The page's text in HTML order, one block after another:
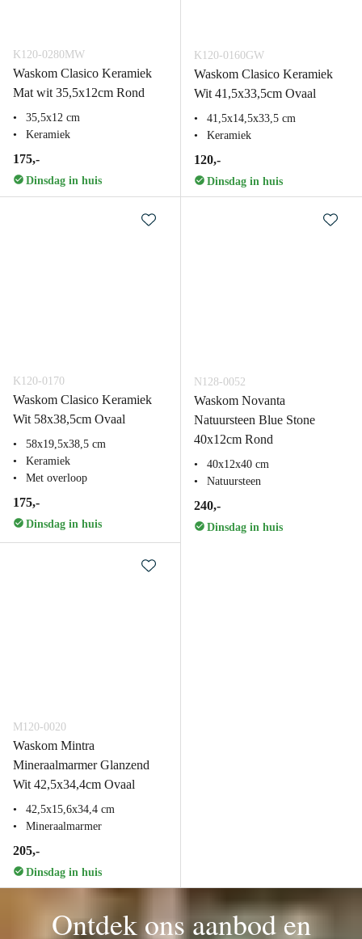
K120-0280MW
Waskom Clasico Keramiek
Mat wit 35,5x12cm Rond
35,5x12 cm
Keramiek
175,-
Dinsdag in huis
K120-0160GW
Waskom Clasico Keramiek
Wit 41,5x33,5cm Ovaal
41,5x14,5x33,5 cm
Keramiek
120,-
Dinsdag in huis
K120-0170
Waskom Clasico Keramiek
Wit 58x38,5cm Ovaal
58x19,5x38,5 cm
Keramiek
Met overloop
175,-
Dinsdag in huis
N128-0052
Waskom Novanta
Natuursteen Blue Stone
40x12cm Rond
40x12x40 cm
Natuursteen
240,-
Dinsdag in huis
M120-0020
Waskom Mintra
Mineraalmarmer Glanzend
Wit 42,5x34,4cm Ovaal
42,5x15,6x34,4 cm
Mineraalmarmer
205,-
Dinsdag in huis
Ontdek ons aanbod en